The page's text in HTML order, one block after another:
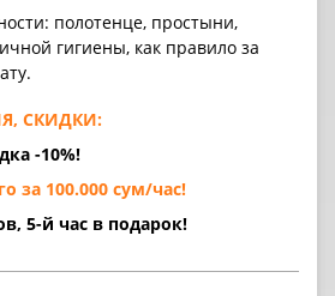
полотенце, простыни,
гигиены, как правило за
СКИДКИ:
-10%!
за 100.000 сум/час!
5-й час в подарок!